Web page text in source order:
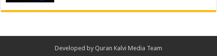
Developed by Quran Kalvi Media Team